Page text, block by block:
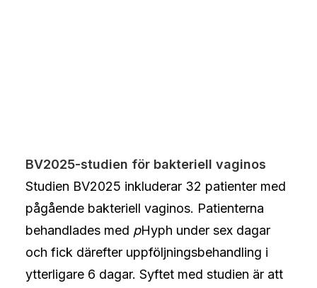
BV2025-studien för bakteriell vaginos
Studien BV2025 inkluderar 32 patienter med
pågående bakteriell vaginos. Patienterna
behandlades med pHyph under sex dagar
och fick därefter uppföljningsbehandling i
ytterligare 6 dagar. Syftet med studien är att